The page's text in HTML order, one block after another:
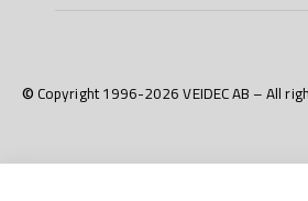
© Copyright 1996-2026 VEIDEC AB – All